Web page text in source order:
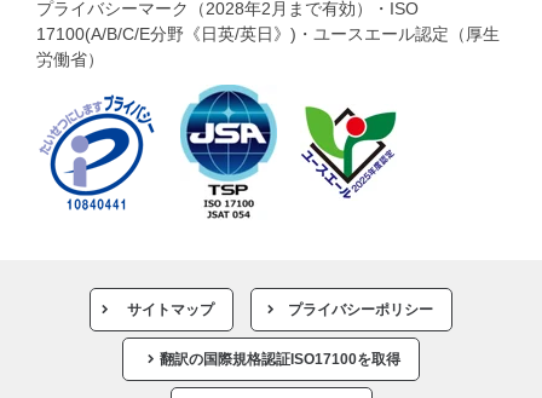
プライバシーマーク（2028年2月まで有効）・ISO
17100(A/B/C/E分野《日英/英日》)・ユースエール認定（厚生
労働省）
サイトマップ プライバシーポリシー
翻訳の国際規格認証ISO17100を取得